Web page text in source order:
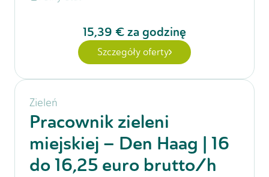
15,39 €za godzinę
Szczegóły oferty
Zieleń
Pracownik zieleni
miejskiej – Den Haag | 16
do 16,25 euro brutto/h